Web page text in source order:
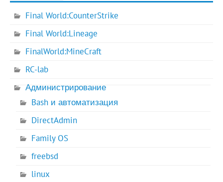
Final World:CounterStrike
Final World:Lineage
FinalWorld:MineCraft
RC-lab
Администрирование
Bash и автоматизация
DirectAdmin
Family OS
freebsd
linux